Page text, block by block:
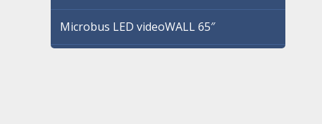
Microbus LED videoWALL 65″